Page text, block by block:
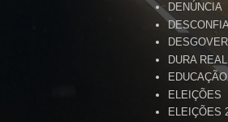
DENÚNCIA
DURA
EDUCAÇÃO
ELEIÇÕES
ELEIÇÕES